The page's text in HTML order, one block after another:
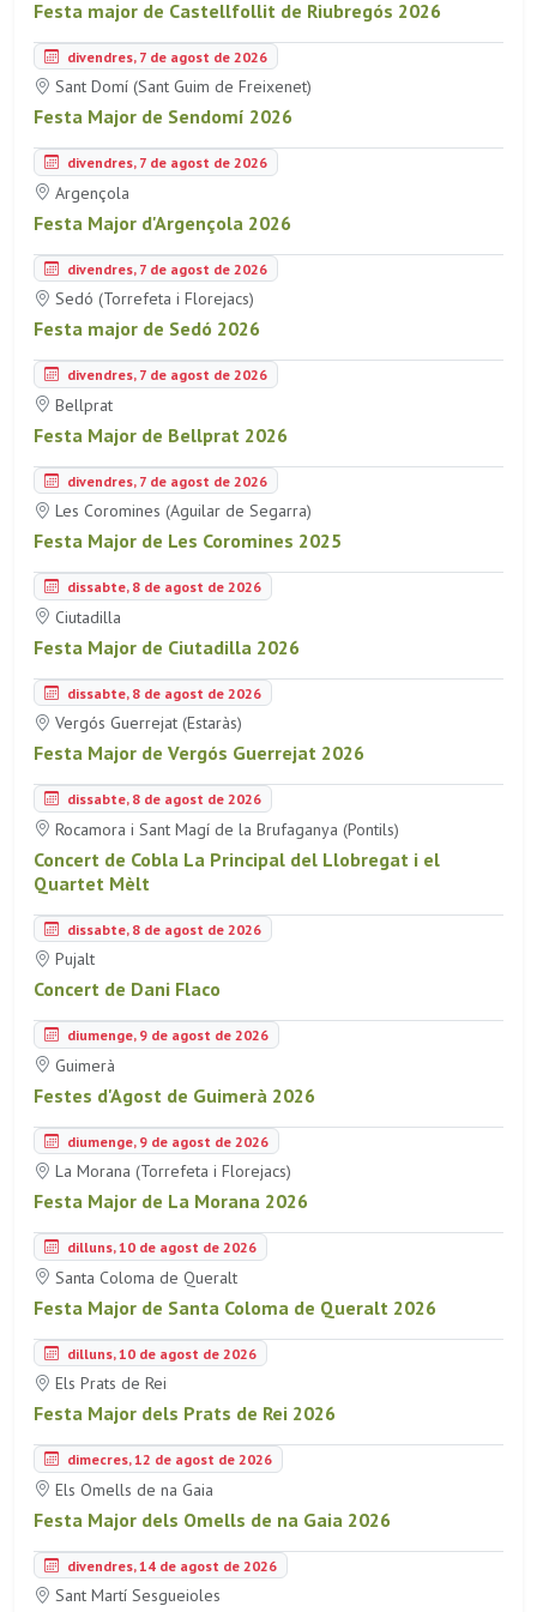
Festa major de Castellfollit de Riubregós 2026
divendres, 7 de agost de 2026
Sant Domí (Sant Guim de Freixenet)
Festa Major de Sendomí 2026
divendres, 7 de agost de 2026
Argençola
Festa Major d'Argençola 2026
divendres, 7 de agost de 2026
Sedó (Torrefeta i Florejacs)
Festa major de Sedó 2026
divendres, 7 de agost de 2026
Bellprat
Festa Major de Bellprat 2026
divendres, 7 de agost de 2026
Les Coromines (Aguilar de Segarra)
Festa Major de Les Coromines 2025
dissabte, 8 de agost de 2026
Ciutadilla
Festa Major de Ciutadilla 2026
dissabte, 8 de agost de 2026
Vergós Guerrejat (Estaràs)
Festa Major de Vergós Guerrejat 2026
dissabte, 8 de agost de 2026
Rocamora i Sant Magí de la Brufaganya (Pontils)
Concert de Cobla La Principal del Llobregat i el
Quartet Mèlt
dissabte, 8 de agost de 2026
Pujalt
Concert de Dani Flaco
diumenge, 9 de agost de 2026
Guimerà
Festes d'Agost de Guimerà 2026
diumenge, 9 de agost de 2026
La Morana (Torrefeta i Florejacs)
Festa Major de La Morana 2026
dilluns, 10 de agost de 2026
Santa Coloma de Queralt
Festa Major de Santa Coloma de Queralt 2026
dilluns, 10 de agost de 2026
Els Prats de Rei
Festa Major dels Prats de Rei 2026
dimecres, 12 de agost de 2026
Els Omells de na Gaia
Festa Major dels Omells de na Gaia 2026
divendres, 14 de agost de 2026
Sant Martí Sesgueioles